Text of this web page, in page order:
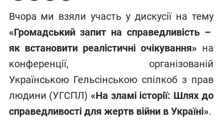
Вчора ми взяли участь у дискусії на тему
«Громадський запит на справедливість –
як встановити реалістичні очікування» на
конференції, організованій
Українською Гельсінською спілкоб з прав
людини (УГСПЛ) «На зламі історії: Шлях до
справедливості для жертв війни в Україні».